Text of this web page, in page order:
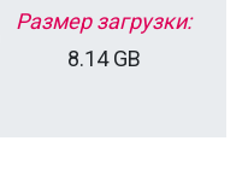
Размер загрузки:
8.14 GB